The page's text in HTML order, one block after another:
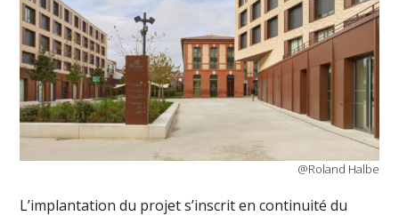
@Roland Halbe
L’implantation du projet s’inscrit en continuité du